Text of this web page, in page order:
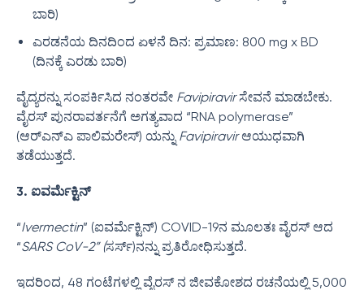
ಬಾರಿ)
ಎರಡನೆಯ ದಿನದಿಂದ ಏಳನೆ ದಿನ: ಪ್ರಮಾಣ: 800 mg x BD
(ದಿನಕ್ಕೆ ಎರಡು ಬಾರಿ)
ವೈದ್ಯರನ್ನು ಸಂಪರ್ಕಿಸಿದ ನಂತರವೇ Favipiravirಸೇವನೆ ಮಾಡಬೇಕು.
ವೈರಸ್ ಪುನರಾವರ್ತನೆಗೆ ಅಗತ್ಯವಾದ “RNA polymerase”
(ಆರ್‌ಎನ್‌ಎ ಪಾಲಿಮರೇಸ್‌) ಯನ್ನು Favipiravirಆಯುಧವಾಗಿ
ತಡೆಯುತ್ತದೆ.
3. ಐವರ್ಮೆಕ್ಟಿನ್
“Ivermectin” (ಐವರ್ಮೆಕ್ಟಿನ್) COVID-19ನ ಮೂಲತಃ ವೈರಸ್ ಆದ
“SARS CoV-2” (ಸರ್ಸ್)ನನ್ನು ಪ್ರತಿರೋಧಿಸುತ್ತದೆ.
ಇದರಿಂದ, 48 ಗಂಟೆಗಳಲ್ಲಿ ವೈರಸ್ ನ ಜೀವಕೋಶದ ರಚನೆಯಲ್ಲಿ 5,000